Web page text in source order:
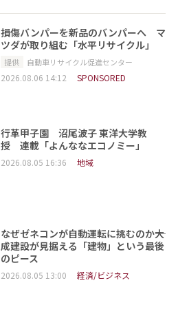
損傷バンパーを新品のバンパーへ マ
ツダが取り組む「水平リサイクル」
提供 自動車リサイクル促進センター
2026.08.06 14:12 SPONSORED
行革甲子園 沼尾波子 東洋大学教
授 連載「よんななエコノミー」
2026.08.05 16:36 地域
なぜゼネコンが自動運転に挑むのか――大
成建設が見据える「建物」という最後
のピース
2026.08.05 13:00 経済/ビジネス